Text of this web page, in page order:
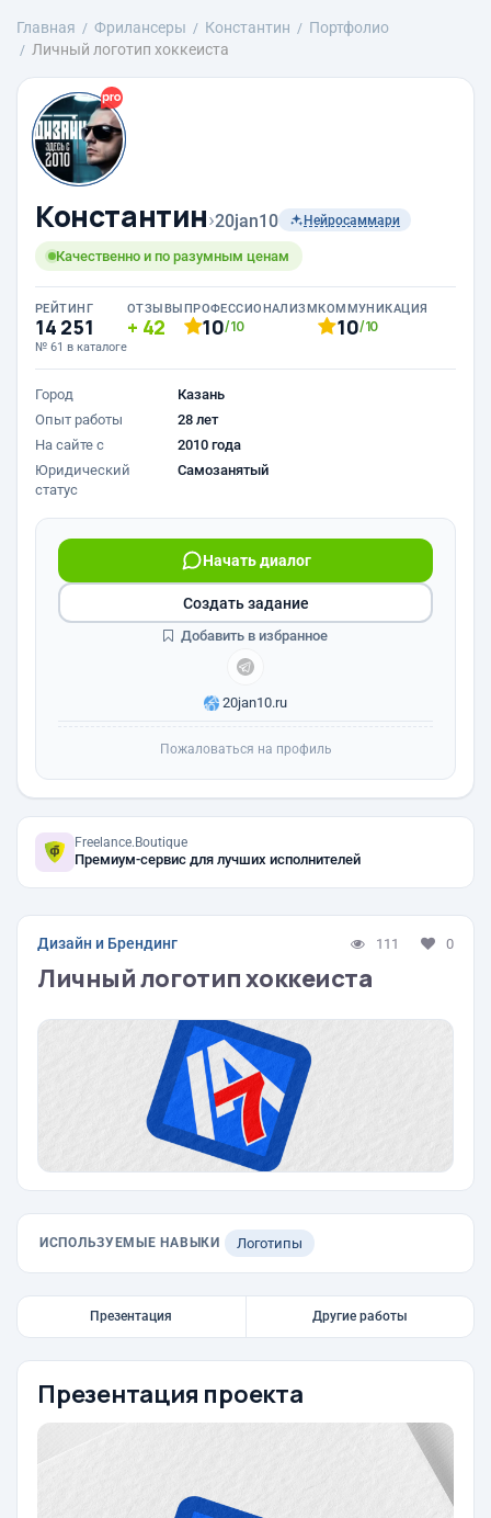
Главная Фрилансеры Константин
Портфолио
Личный логотип хоккеиста
Константин›20jan10 Нейросаммари
Качественно и по разумным ценам
РЕЙТИНГ
14 251
№ 61 в каталоге
ОТЗЫВЫ
42
ПРОФЕССИОНАЛИЗМ
10/10
КОММУНИКАЦИЯ
10/10
Город
Казань
Опыт работы
28 лет
На сайте с
2010 года
Юридический
статус
Самозанятый
Начать диалог
20jan10.ru
Создать задание
Добавить в избранное
Пожаловаться на профиль
Freelance.Boutique
Премиум-сервис для лучших исполнителей
Дизайн и Брендинг 111 0
Личный логотип хоккеиста
ИСПОЛЬЗУЕМЫЕ НАВЫКИ Логотипы
Презентация Другие работы
Презентация проекта